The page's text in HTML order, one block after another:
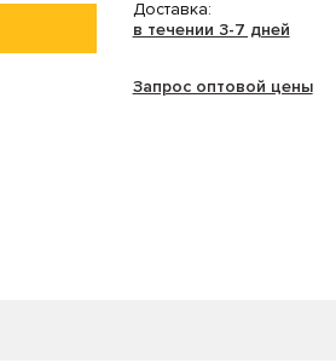
Доставка:
в течении 3-7 дней
Запрос оптовой цены